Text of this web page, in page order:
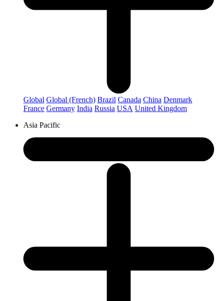
Global Global (French) Brazil Canada China Denmark
France Germany India Russia USA United Kingdom
Asia Pacific